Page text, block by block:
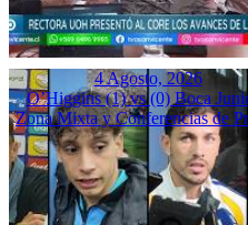
4 Agosto, 2026
O’Higgins (1) vs (0) Boca
Zona Mixta y Conferencias de